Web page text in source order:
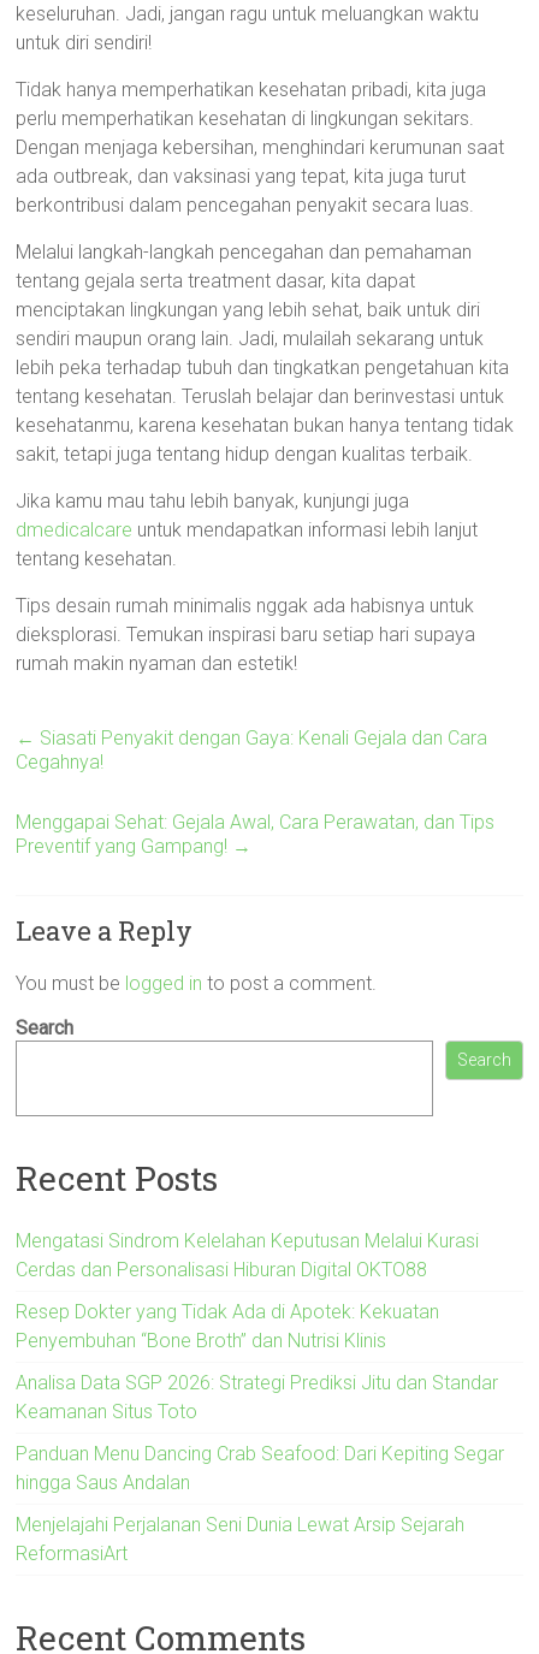
keseluruhan. Jadi, jangan ragu untuk meluangkan waktu
untuk diri sendiri!
Tidak hanya memperhatikan kesehatan pribadi, kita juga
perlu memperhatikan kesehatan di lingkungan sekitars.
Dengan menjaga kebersihan, menghindari kerumunan saat
ada outbreak, dan vaksinasi yang tepat, kita juga turut
berkontribusi dalam pencegahan penyakit secara luas.
Melalui langkah-langkah pencegahan dan pemahaman
tentang gejala serta treatment dasar, kita dapat
menciptakan lingkungan yang lebih sehat, baik untuk diri
sendiri maupun orang lain. Jadi, mulailah sekarang untuk
lebih peka terhadap tubuh dan tingkatkan pengetahuan kita
tentang kesehatan. Teruslah belajar dan berinvestasi untuk
kesehatanmu, karena kesehatan bukan hanya tentang tidak
sakit, tetapi juga tentang hidup dengan kualitas terbaik.
Jika kamu mau tahu lebih banyak, kunjungi juga
dmedicalcare untuk mendapatkan informasi lebih lanjut
tentang kesehatan.
Tips desain rumah minimalis nggak ada habisnya untuk
dieksplorasi. Temukan inspirasi baru setiap hari supaya
rumah makin nyaman dan estetik!
← Siasati Penyakit dengan Gaya: Kenali Gejala dan Cara
Cegahnya!
Menggapai Sehat: Gejala Awal, Cara Perawatan, dan Tips
Preventif yang Gampang! →
Leave a Reply
You must be logged in to post a comment.
Search
Search
Recent Posts
Mengatasi Sindrom Kelelahan Keputusan Melalui Kurasi
Cerdas dan Personalisasi Hiburan Digital OKTO88
Resep Dokter yang Tidak Ada di Apotek: Kekuatan
Penyembuhan “Bone Broth” dan Nutrisi Klinis
Analisa Data SGP 2026: Strategi Prediksi Jitu dan Standar
Keamanan Situs Toto
Panduan Menu Dancing Crab Seafood: Dari Kepiting Segar
hingga Saus Andalan
Menjelajahi Perjalanan Seni Dunia Lewat Arsip Sejarah
ReformasiArt
Recent Comments